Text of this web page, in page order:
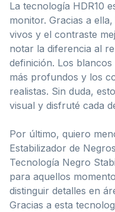
La tecnología HDR10
monitor. Gracias a
vivos y el contraste
notar la diferencia al
definición. Los
más profundos y los
realistas. Sin duda,
visual y disfruté cada
Por último, quiero
Estabilizador de
Tecnología Negro
para aquellos
distinguir detalles en
Gracias a esta